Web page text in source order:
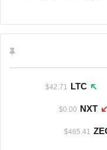
LTC
$42.71
NXT
$0.00
$465.41